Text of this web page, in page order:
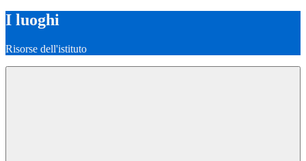
I luoghi
Risorse dell'istituto